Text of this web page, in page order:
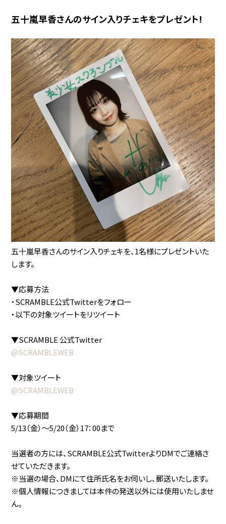
五十嵐早香さんのサイン入りチェキをプレゼント!
五十嵐早香さんのサイン入りチェキを、1名様にプレゼントいた
します。
▼応募方法
・SCRAMBLE公式Twitterをフォロー
・以下の対象ツイートをリツイート
▼SCRAMBLE 公式Twitter
@SCRAMBLEWEB
▼対象ツイート
@SCRAMBLEWEB
▼応募期間
5/13（金）〜5/20（金）17：00まで
当選者の方には、SCRAMBLE公式TwitterよりDMでご連絡さ
せていただきます。
※当選の場合、DMにて住所氏名をお伺いし、郵送いたします。
※個人情報につきましては本件の発送以外には使用いたしませ
ん。